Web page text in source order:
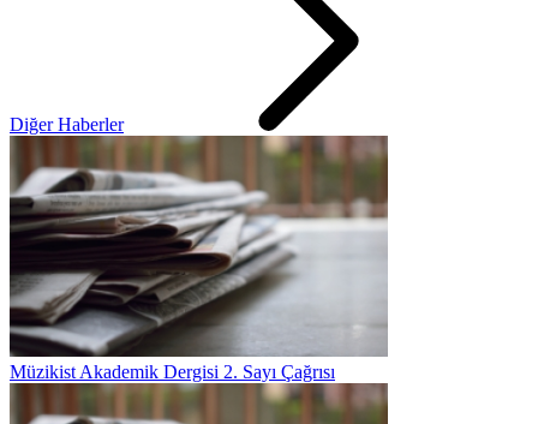
Diğer Haberler
Müzikist Akademik Dergisi 2. Sayı Çağrısı